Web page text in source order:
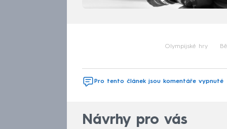
Olympijské hry
Pro tento článek jsou komentáře vypnuté
Návrhy pro vás